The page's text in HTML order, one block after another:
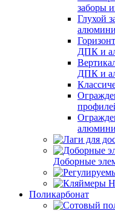
заборы
Глухой
ДПК и
ДПК и
Доборные
Поликарбонат